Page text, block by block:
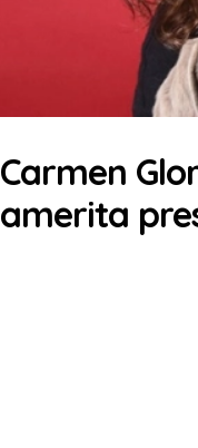
Carmen
amerita